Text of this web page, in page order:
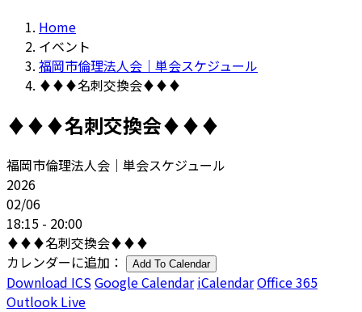
Home
イベント
福岡市倫理法人会｜単会スケジュール
♦♦♦名刺交換会♦♦♦
♦♦♦名刺交換会♦♦♦
福岡市倫理法人会｜単会スケジュール
2026
02/06
18:15 - 20:00
♦♦♦名刺交換会♦♦♦
カレンダーに追加：
Add To Calendar
Download ICSGoogle Calendar iCalendarOffice 365
Outlook Live